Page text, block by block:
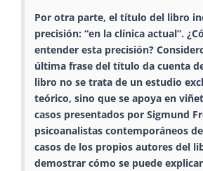
Por otra parte, el título del libro
precisión: “en la clínica actual”.
entender esta precisión?
última frase del título da cuenta
libro no se trata de un estudio
teórico, sino que se apoya en
casos presentados por Sigmund
psicoanalistas contemporáneos
casos de los propios autores del
demostrar cómo se puede